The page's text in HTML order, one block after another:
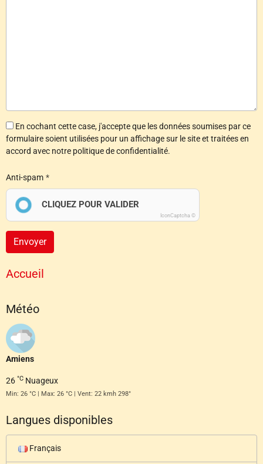
En cochant cette case, j'accepte que les données soumises par ce
formulaire soient utilisées pour un affichage sur le site et traitées en
accord avec notre politique de confidentialité.
Anti-spam
CLIQUEZ POUR VALIDER
IconCaptcha ©
Envoyer
Accueil
Météo
Amiens
26 °C Nuageux
Min: 26 °C | Max: 26 °C | Vent: 22 kmh 298°
Langues disponibles
Français